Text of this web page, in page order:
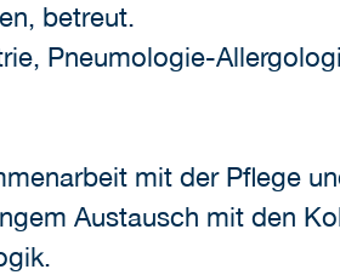
betreut.
Pneumologie-
mit der Pflege
Austausch mit den